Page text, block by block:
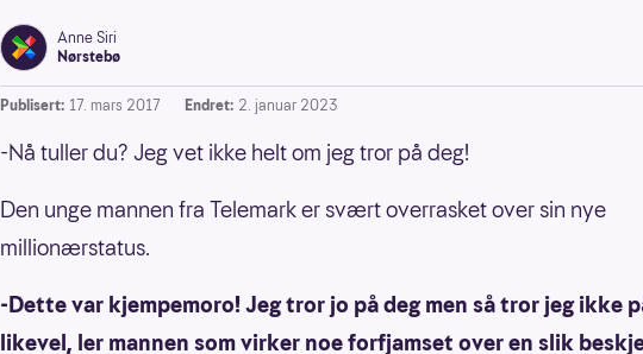
Anne Siri
Nørstebø
Publisert: 17. mars 2017 Endret: 2. januar 2023
-Nå tuller du? Jeg vet ikke helt om jeg tror på deg!
Den unge mannen fra Telemark er svært overrasket over sin nye
millionærstatus.
-Dette var kjempemoro! Jeg tror jo på deg men så tror jeg ikke
likevel, ler mannen som virker noe forfjamset over en slik